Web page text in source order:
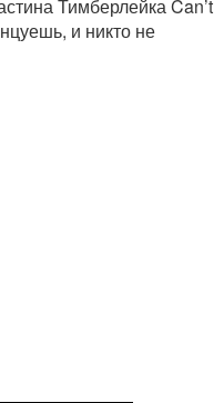
Тимберлейка Can’t
и никто не